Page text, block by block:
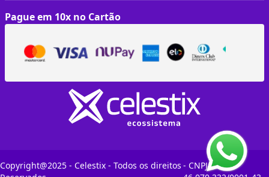
Pague em 10x no Cartão
Copyright@2025 - Celestix - Todos os direitos - CNPJ: